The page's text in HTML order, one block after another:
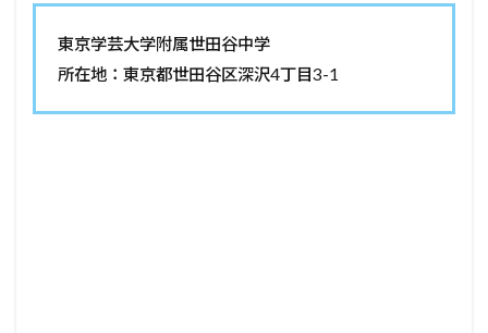
東京学芸大学附属世田谷中学
所在地：東京都世田谷区深沢4丁目3-1